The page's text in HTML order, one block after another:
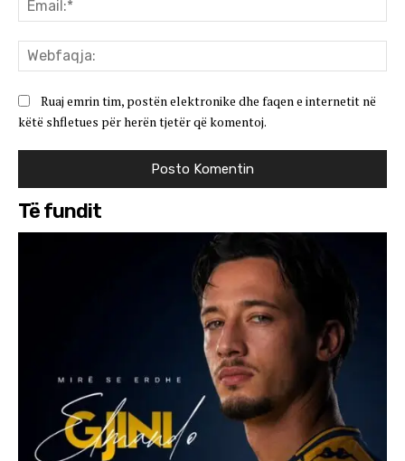
Ruaj emrin tim, postën elektronike dhe faqen e internetit në
këtë shfletues për herën tjetër që komentoj.
Të fundit